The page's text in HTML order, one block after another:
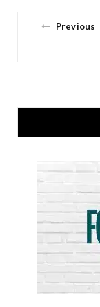
Previous